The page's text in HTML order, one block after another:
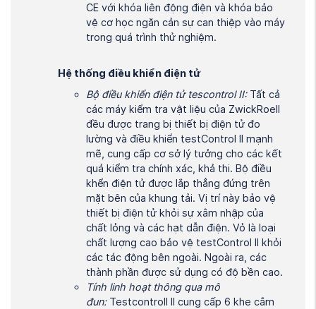
CE với khóa liên động điện và khóa bảo
vệ cơ học ngăn cản sự can thiệp vào máy
trong quá trình thử nghiệm.
Hệ thống điều khiển điện tử
Bộ điều khiển điện tử tescontrol II:Tất cả
các máy kiểm tra vật liệu của ZwickRoell
đều được trang bị thiết bị điện tử đo
lường và điều khiển testControl II mạnh
mẽ, cung cấp cơ sở lý tưởng cho các kết
quả kiểm tra chính xác, khả thi. Bộ điều
khển điện tử được lắp thẳng đứng trên
mặt bên của khung tải. Vị trí này bảo vệ
thiết bị điện tử khỏi sự xâm nhập của
chất lỏng và các hạt dẫn điện. Vỏ là loại
chất lượng cao bảo vệ testControl II khỏi
các tác động bên ngoài. Ngoài ra, các
thành phần được sử dụng có độ bền cao.
Tính linh hoạt thông qua mô
đun:Testcontroll II cung cấp 6 khe cắm